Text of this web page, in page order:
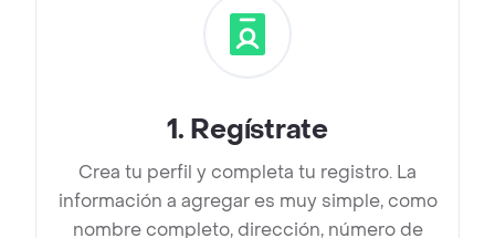
1. Regístrate
Crea tu perfil y completa tu registro. La
información a agregar es muy simple, como
nombre completo, dirección, número de